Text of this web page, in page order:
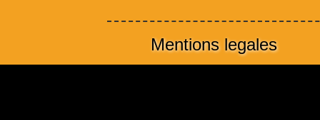
Mentions legales